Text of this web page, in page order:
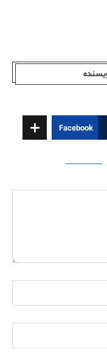
Facebook